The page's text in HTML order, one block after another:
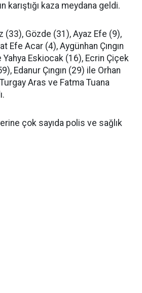
karıştığı kaza meydana geldi.
(33), Gözde (31), Ayaz Efe (9),
Efe Acar (4), Aygünhan Çıngın
Eskiocak (16), Ecrin Çiçek
Edanur Çıngın (29) ile Orhan
Aras ve Fatma Tuana
çok sayıda polis ve sağlık